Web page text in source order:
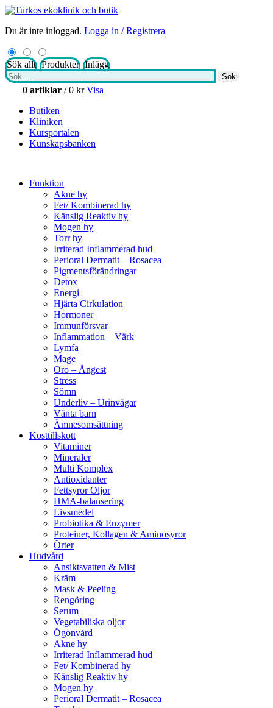
Du är inte inloggad. Logga in / Registrera
Sök allt Produkter Inlägg
Sök
efter:
Sök
0 artiklar /0 kr Visa
Butiken
Kliniken
Kursportalen
Kunskapsbanken
Funktion
Akne hy
Fet/ Kombinerad hy
Känslig Reaktiv hy
Mogen hy
Torr hy
Irriterad Inflammerad hud
Perioral Dermatit – Rosacea
Pigmentsförändringar
Detox
Energi
Hjärta Cirkulation
Hormoner
Immunförsvar
Inflammation – Värk
Lymfa
Mage
Oro – Ångest
Stress
Sömn
Underliv – Urinvägar
Vänta barn
Ämnesomsättning
Kosttillskott
Vitaminer
Mineraler
Multi Komplex
Antioxidanter
Fettsyror Oljor
HMA-balansering
Livsmedel
Probiotika & Enzymer
Proteiner, Kollagen & Aminosyror
Örter
Hudvård
Ansiktsvatten & Mist
Kräm
Mask & Peeling
Rengöring
Serum
Vegetabiliska oljor
Ögonvård
Akne hy
Irriterad Inflammerad hud
Fet/ Kombinerad hy
Känslig Reaktiv hy
Mogen hy
Perioral Dermatit – Rosacea